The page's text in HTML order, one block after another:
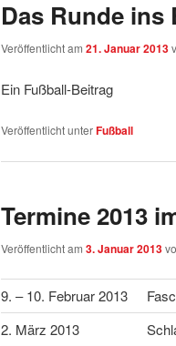
Das Runde ins
Veröffentlicht am 21. Januar 2013
Ein Fußball-Beitrag
Veröffentlicht unterFußball
Termine 2013
Veröffentlicht am 3. Januar 2013
9. – 10. Februar 2013
2. März 2013